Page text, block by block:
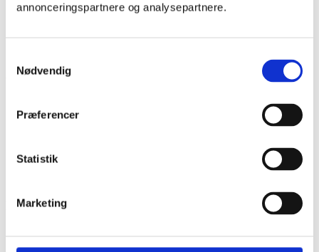
annonceringspartnere og analysepartnere.
Nødvendig
Præferencer
Statistik
Marketing
Kinesiologien afhjælper smerter22. februar 2020 - 3:34
ARKIV
januar 2023
maj 2020
marts 2020
Følg mig på Facebook